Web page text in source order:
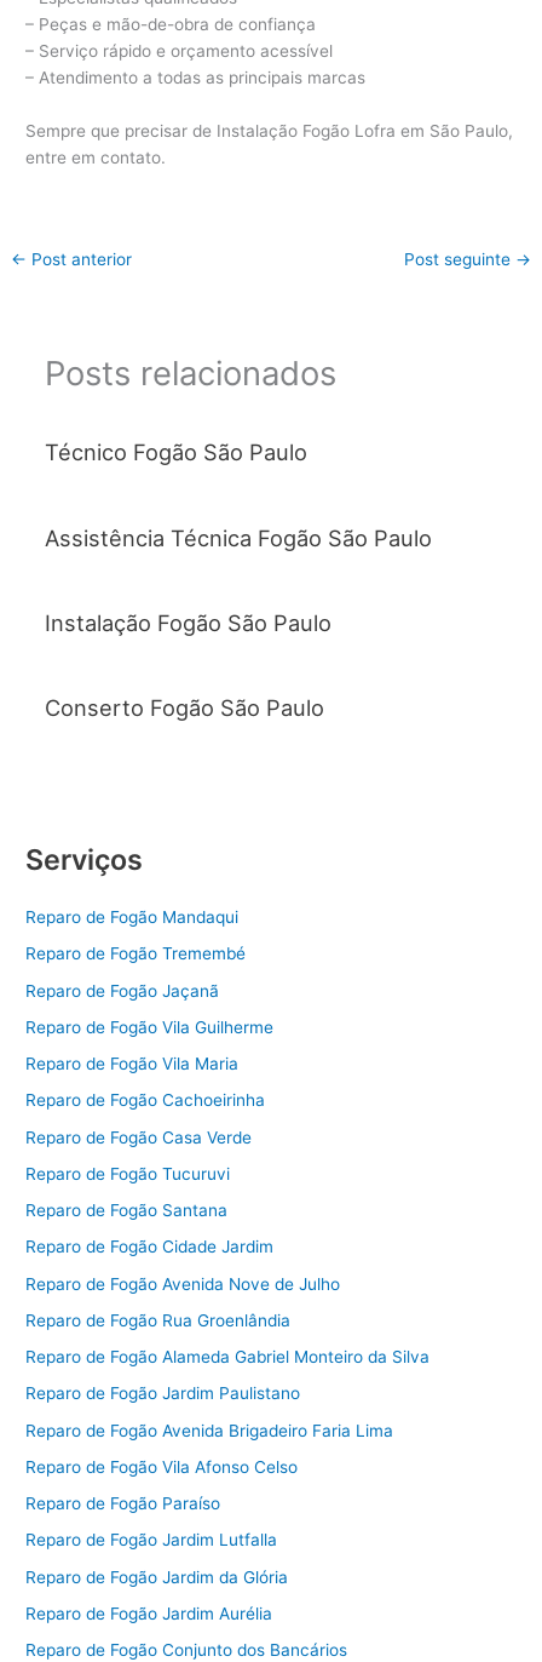
– Peças e mão-de-obra de confiança
– Serviço rápido e orçamento acessível
– Atendimento a todas as principais marcas
Sempre que precisar de Instalação Fogão Lofra em São Paulo,
entre em contato.
← Post anterior Post seguinte →
Posts relacionados
Técnico Fogão São Paulo
Assistência Técnica Fogão São Paulo
Instalação Fogão São Paulo
Conserto Fogão São Paulo
Serviços
Reparo de Fogão Mandaqui
Reparo de Fogão Tremembé
Reparo de Fogão Jaçanã
Reparo de Fogão Vila Guilherme
Reparo de Fogão Vila Maria
Reparo de Fogão Cachoeirinha
Reparo de Fogão Casa Verde
Reparo de Fogão Tucuruvi
Reparo de Fogão Santana
Reparo de Fogão Cidade Jardim
Reparo de Fogão Avenida Nove de Julho
Reparo de Fogão Rua Groenlândia
Reparo de Fogão Alameda Gabriel Monteiro da Silva
Reparo de Fogão Jardim Paulistano
Reparo de Fogão Avenida Brigadeiro Faria Lima
Reparo de Fogão Vila Afonso Celso
Reparo de Fogão Paraíso
Reparo de Fogão Jardim Lutfalla
Reparo de Fogão Jardim da Glória
Reparo de Fogão Jardim Aurélia
Reparo de Fogão Conjunto dos Bancários